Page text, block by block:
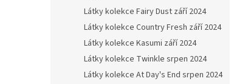
Látky kolekce Fairy Dust září 2024
Látky kolekce Country Fresh září 2024
Látky kolekce Kasumi září 2024
Látky kolekce Twinkle srpen 2024
Látky kolekce At Day's End srpen 2024